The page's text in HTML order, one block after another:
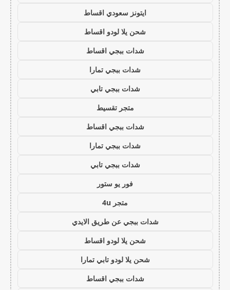
ايتونز سعودي اقساط
شحن يلا لودو اقساط
شدات ببجي اقساط
شدات ببجي تمارا
شدات ببجي تابي
متجر تقسيط
شدات ببجي اقساط
شدات ببجي تمارا
شدات ببجي تابي
فور يو ستور
متجر 4u
شدات ببجي عن طريق الايدي
شحن يلا لودو اقساط
شحن يلا لودو تابي تمارا
شدات ببجي اقساط